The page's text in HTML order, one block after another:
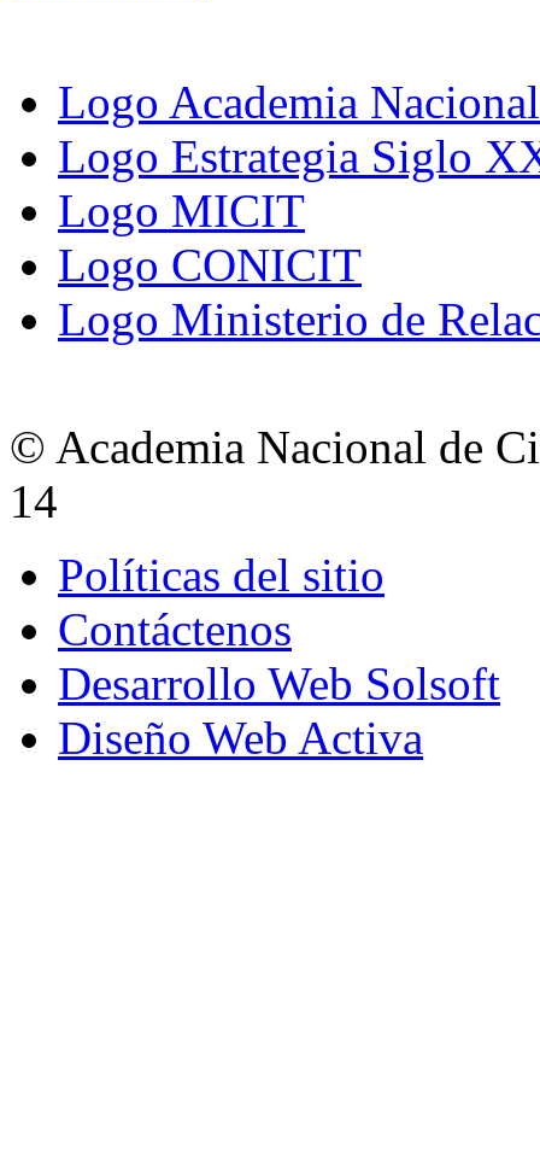
Logo Academia
Logo Estrategia Siglo
Logo MICIT
Logo CONICIT
Logo Ministerio de
© Academia Nacional de
14
Políticas del sitio
Contáctenos
Desarrollo Web Solsoft
Diseño Web Activa